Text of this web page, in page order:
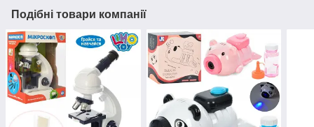
Подібні товари компанії